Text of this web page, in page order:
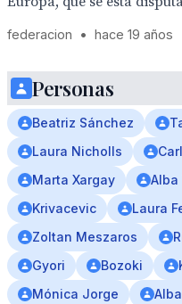
federacion • hace 19 años
Personas
Beatriz Sánchez
Laura Nicholls
Marta Xargay
Alba
Krivacevic
Laura
Zoltan Meszaros
Gyori
Bozoki
Mónica Jorge